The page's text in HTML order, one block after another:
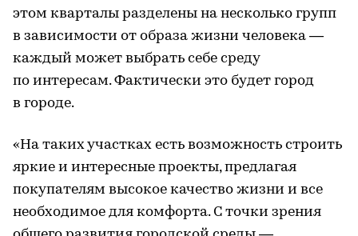
этом кварталы разделены на несколько групп
в зависимости от образа жизни человека —
каждый может выбрать себе среду
по интересам. Фактически это будет город
в городе.
«На таких участках есть возможность строить
яркие и интересные проекты, предлагая
покупателям высокое качество жизни и все
необходимое для комфорта. С точки зрения